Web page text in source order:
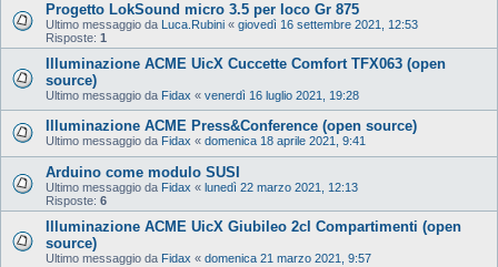
Progetto LokSound micro 3.5 per loco Gr 875
Ultimo messaggio da Luca.Rubini « giovedì 16 settembre 2021, 12:53
Risposte: 1
Illuminazione ACME UicX Cuccette Comfort TFX063 (open
source)
Ultimo messaggio da Fidax « venerdì 16 luglio 2021, 19:28
Illuminazione ACME Press&Conference (open source)
Ultimo messaggio da Fidax « domenica 18 aprile 2021, 9:41
Arduino come modulo SUSI
Ultimo messaggio da Fidax « lunedì 22 marzo 2021, 12:13
Risposte: 6
Illuminazione ACME UicX Giubileo 2cl Compartimenti (open
source)
Ultimo messaggio da Fidax « domenica 21 marzo 2021, 9:57